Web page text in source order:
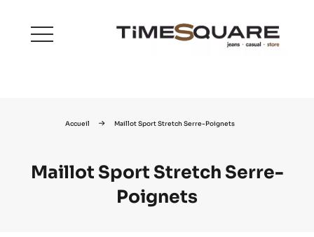
menu
Accueil Maillot Sport Stretch Serre-Poignets
Maillot Sport Stretch Serre-
Poignets